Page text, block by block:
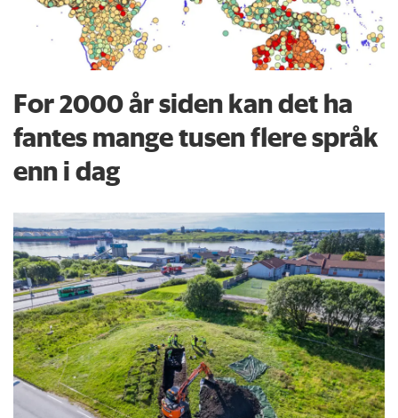
For 2000 år siden kan det ha
fantes mange tusen flere språk
enn i dag